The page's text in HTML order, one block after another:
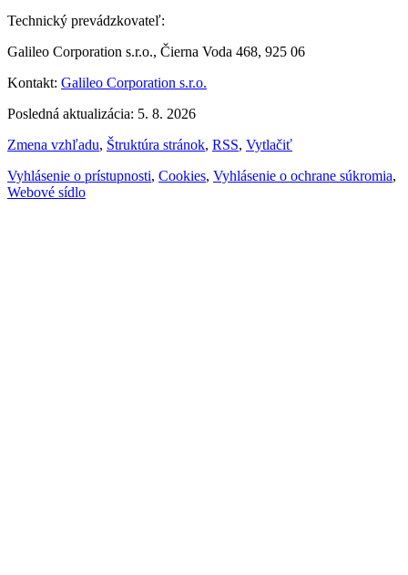
Technický prevádzkovateľ:
Galileo Corporation s.r.o., Čierna Voda 468, 925 06
Kontakt: Galileo Corporation s.r.o.
Posledná aktualizácia: 5. 8. 2026
Zmena vzhľadu, Štruktúra stránok, RSS, Vytlačiť
Vyhlásenie o prístupnosti, Cookies, Vyhlásenie o ochrane súkromia,
Webové sídlo